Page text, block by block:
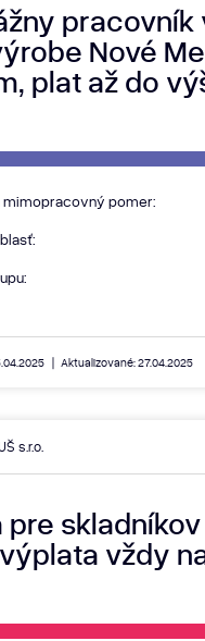
pracovník
Nové
plat až do
mimopracovný pomer:
Aktualizované: 27.04.2025
s.r.o.
pre
vždy